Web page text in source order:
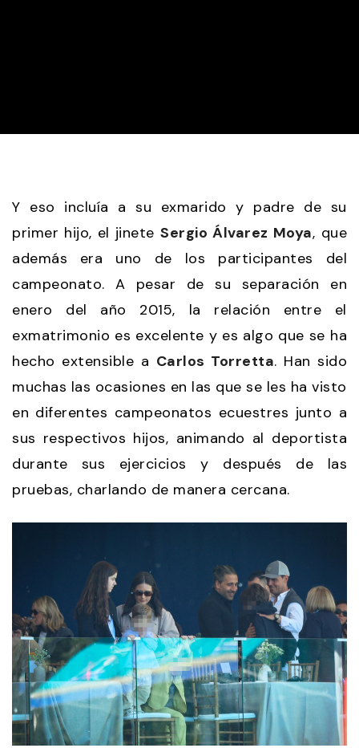
Y eso incluía a su exmarido y padre de su
primer hijo, el jineteSergio Álvarez Moya, que
además era uno de los participantes del
campeonato. A pesar de su separación en
enero del año 2015, la relación entre el
exmatrimonio es excelente y es algo que se ha
hecho extensible a Carlos Torretta. Han sido
muchas las ocasiones en las que se les ha visto
en diferentes campeonatos ecuestres junto a
sus respectivos hijos, animando al deportista
durante sus ejercicios y después de las
pruebas, charlando de manera cercana.